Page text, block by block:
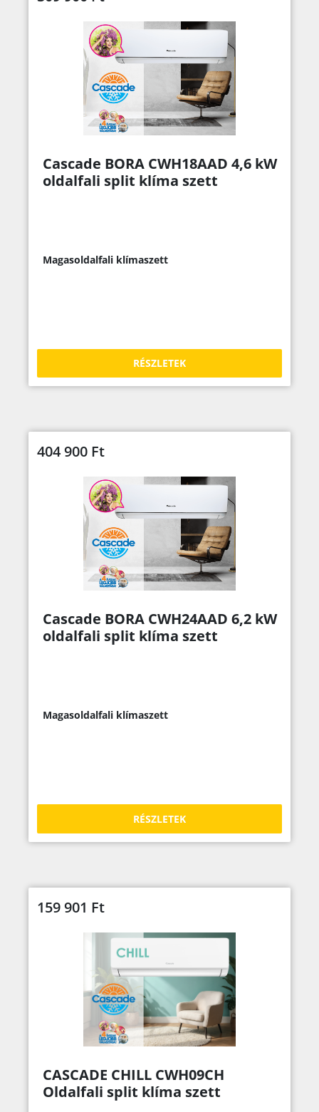
Cascade BORA CWH18AAD 4,6 kW
oldalfali split klíma szett
Magasoldalfali klímaszett
RÉSZLETEK
404 900 Ft
Cascade BORA CWH24AAD 6,2 kW
oldalfali split klíma szett
Magasoldalfali klímaszett
RÉSZLETEK
159 901 Ft
CASCADE CHILL CWH09CH
Oldalfali split klíma szett